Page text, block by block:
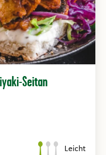
Seitan
Leicht